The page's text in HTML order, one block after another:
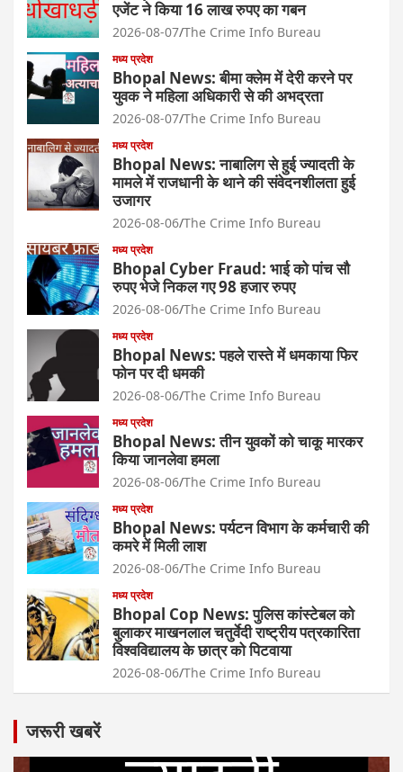
एजेंट ने किया 16 लाख रुपए का गबन
2026-08-07 The Crime Info Bureau
मध्य प्रदेश
Bhopal News: बीमा क्लेम में देरी करने पर
युवक ने महिला अधिकारी से की अभद्रता
2026-08-07 The Crime Info Bureau
मध्य प्रदेश
Bhopal News: नाबालिग से हुई ज्यादती के
मामले में राजधानी के थाने की संवेदनशीलता हुई
उजागर
2026-08-06 The Crime Info Bureau
मध्य प्रदेश
Bhopal Cyber Fraud: भाई को पांच सौ
रुपए भेजे निकल गए 98 हजार रुपए
2026-08-06 The Crime Info Bureau
मध्य प्रदेश
Bhopal News: पहले रास्ते में धमकाया फिर
फोन पर दी धमकी
2026-08-06 The Crime Info Bureau
मध्य प्रदेश
Bhopal News: तीन युवकों को चाकू मारकर
किया जानलेवा हमला
2026-08-06 The Crime Info Bureau
मध्य प्रदेश
Bhopal News: पर्यटन विभाग के कर्मचारी की
कमरे में मिली लाश
2026-08-06 The Crime Info Bureau
मध्य प्रदेश
Bhopal Cop News: पुलिस कांस्टेबल को
बुलाकर माखनलाल चतुर्वेदी राष्ट्रीय पत्रकारिता
विश्वविद्यालय के छात्र को पिटवाया
2026-08-06 The Crime Info Bureau
जरूरी खबरें